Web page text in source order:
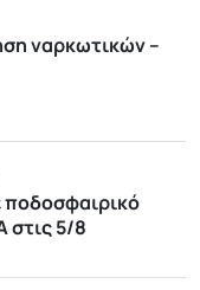
ναρκωτικών –
ποδοσφαιρικό
στις 5/8